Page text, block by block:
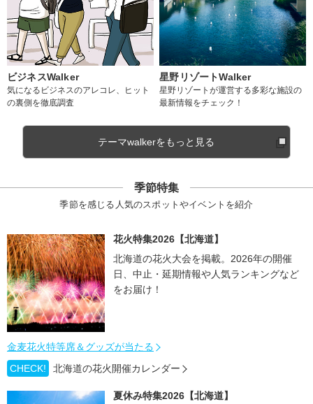
ビジネスWalker
気になるビジネスのアレコレ、ヒット
の裏側を徹底調査
星野リゾートWalker
星野リゾートが運営する多彩な施設の
最新情報をチェック！
テーマwalkerをもっと見る
季節特集
季節を感じる人気のスポットやイベントを紹介
花火特集2026【北海道】
北海道の花火大会を掲載。2026年の開催
日、中止・延期情報や人気ランキングなど
をお届け！
金麦花火特等席＆グッズが当たる
CHECK!
北海道の花火開催カレンダー
夏休み特集2026【北海道】